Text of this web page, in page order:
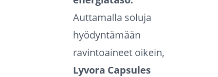
Auttamalla soluja
hyödyntämään
ravintoaineet oikein,
Lyvora Capsules